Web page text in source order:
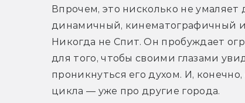
Впрочем, это нисколько не
динамичный, кинематографичный и
Никогда не Спит. Он пробуждает
для того, чтобы своими глазами
проникнуться его духом. И,
цикла — уже про другие города.